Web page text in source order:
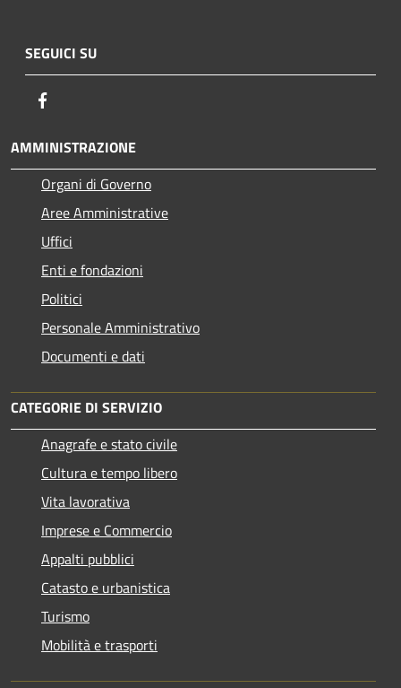
SEGUICI SU
AMMINISTRAZIONE
Organi di Governo
Aree Amministrative
Uffici
Enti e fondazioni
Politici
Personale Amministrativo
Documenti e dati
CATEGORIE DI SERVIZIO
Anagrafe e stato civile
Cultura e tempo libero
Vita lavorativa
Imprese e Commercio
Appalti pubblici
Catasto e urbanistica
Turismo
Mobilità e trasporti